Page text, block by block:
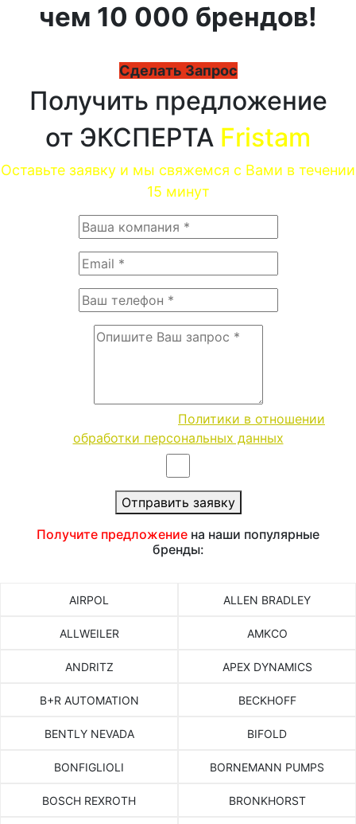
чем 10 000 брендов!
Сделать Запрос
Получить предложение
от ЭКСПЕРТА Fristam
Оставьте заявку и мы свяжемся с Вами в течении
15 минут
Политики в отношении
обработки персональных данных
Отправить заявку
Получите предложение на наши популярные
бренды:
AIRPOL ALLEN BRADLEY
ALLWEILER AMKCO
ANDRITZ APEX DYNAMICS
B+R AUTOMATION BECKHOFF
BENTLY NEVADA BIFOLD
BONFIGLIOLI BORNEMANN PUMPS
BOSCH REXROTH BRONKHORST